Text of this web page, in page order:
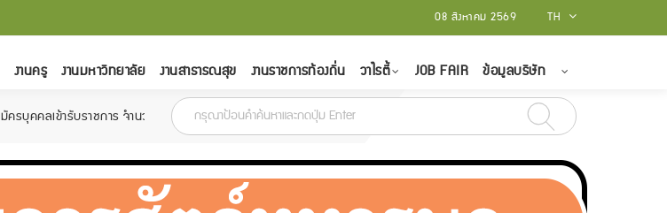
TH
08 สิงหาคม 2569
งานครู งานมหาวิทยาลัย งานสาธารณสุข งานราชการท้องถิ่น วาไรตี้ JOB FAIR ข้อมูลบริษัท
าร จำนวน 6 อัตรา สมัครตั้งแต่วันที่ 18 กุมภาพันธ์ - 15 มีนาคม 2565 สถาบันบัณฑิตพัฒนศิลป์ รับสมัครบุคคลเป็นพนักงานรา